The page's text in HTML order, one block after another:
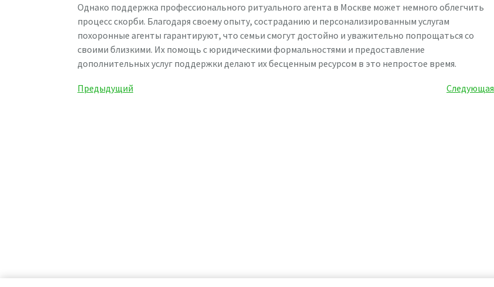
Однако поддержка профессионального ритуального агента в Москве может немного облегчить
процесс скорби. Благодаря своему опыту, состраданию и персонализированным услугам
похоронные агенты гарантируют, что семьи смогут достойно и уважительно попрощаться со
своими близкими. Их помощь с юридическими формальностями и предоставление
дополнительных услуг поддержки делают их бесценным ресурсом в это непростое время.
Навигация
Предыдущая
Предыдущий
Следующая
Следующая